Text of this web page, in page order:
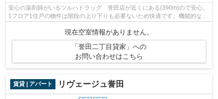
安心の薬剤師がいるツルハドラッグ 誉田店が近くにある(390m)ので安心。
1フロア1住戸の物件は階段の上り下りも必要ないため快適です。機能的な駐
車場(自走式)を併設。広々とした室内...
現在空室情報がありません。
「誉田二丁目貸家」への
お問い合わせはこちら
賃貸 | アパート リヴェージュ誉田